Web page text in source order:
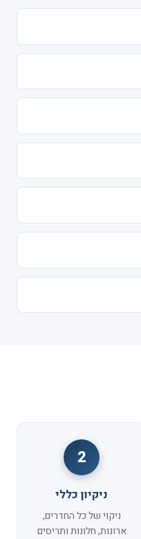
2
ניקיון כללי
ניקוי של כל החדרים,
ארונות, חלונות ותריסים